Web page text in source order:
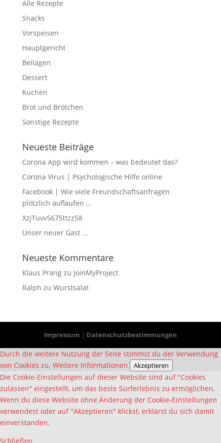
Alle Rezepte
Snacks
Vorspeisen
Hauptgericht
Beilagen
Dessert
Kuchen
Brot und Brötchen
Sonstige Rezepte
Neueste Beiträge
Corona App wird kommen – was bedeutet das?
Corona Virus | Psychologische Hilfe online
Facebook | Wie viele Freundschaftsanfragen
plötzlich auflaufen …
XzjTuvv5675ttzz58
Unser neuer Gast …
Neueste Kommentare
Klaus Prangzu JoinMyProject
Ralph zu Wurstsalat
Impressum | Datenschutzbestimmungen
Durch die weitere Nutzung der Seite stimmst du der Verwendung
von Cookies zu. Weitere Informationen Akzeptieren
Die Cookie-Einstellungen auf dieser Website sind auf "Cookies
zulassen" eingestellt, um das beste Surferlebnis zu ermöglichen.
Wenn du diese Website ohne Änderung der Cookie-Einstellungen
verwendest oder auf "Akzeptieren" klickst, erklärst du sich damit
einverstanden.
Schließen